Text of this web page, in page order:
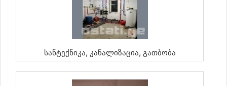
Სანტექნიკა, Კანალიზაცია, Გათბობა